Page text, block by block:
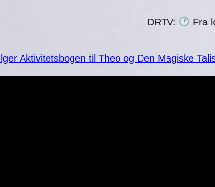
DRTV: Fra
Aktivitetsbogen til Theo og Den Magiske